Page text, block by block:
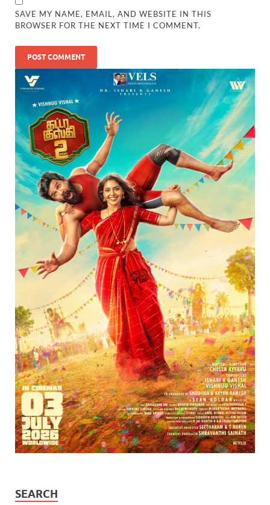
SAVE MY NAME, EMAIL, AND WEBSITE IN THIS
BROWSER FOR THE NEXT TIME I COMMENT.
SEARCH